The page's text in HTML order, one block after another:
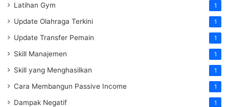
Latihan Gym 1
Update Olahraga Terkini 1
Update Transfer Pemain 1
Skill Manajemen 1
Skill yang Menghasilkan 1
Cara Membangun Passive Income 1
Dampak Negatif 1